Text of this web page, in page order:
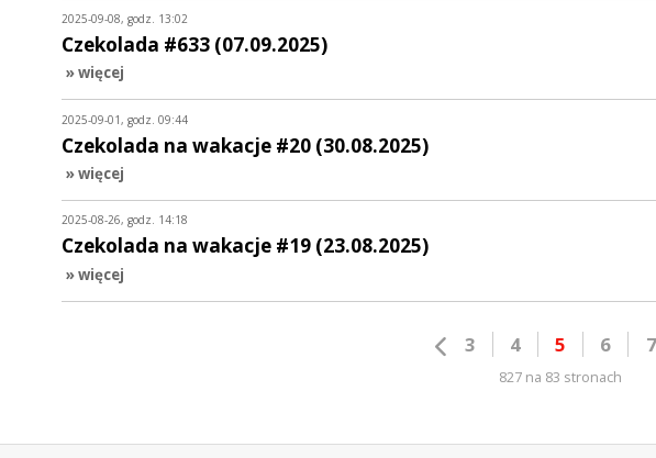
2025-09-08, godz. 13:02
Czekolada #633 (07.09.2025)
» więcej
2025-09-01, godz. 09:44
Czekolada na wakacje #20 (30.08.2025)
» więcej
2025-08-26, godz. 14:18
Czekolada na wakacje #19 (23.08.2025)
» więcej
3 4 5 6 7
827 na 83 stronach